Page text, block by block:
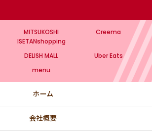
MITSUKOSHI
ISETANshopping
Creema
DELISH MALL
Uber Eats
menu
ホーム
会社概要